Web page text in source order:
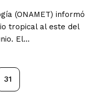
(ONAMET) informó
tropical al este del
El…
31